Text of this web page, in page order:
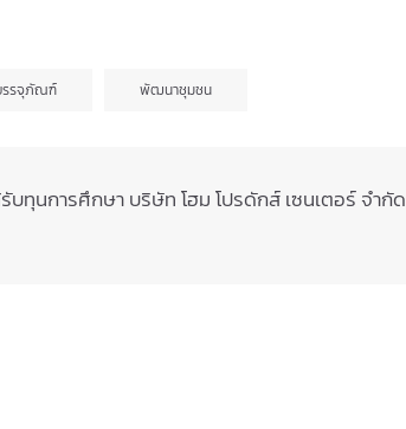
รจุภัณฑ์ พัฒนาชุมชน
ทุนการศึกษา บริษัท โฮม โปรดักส์ เซนเตอร์ จำกัด